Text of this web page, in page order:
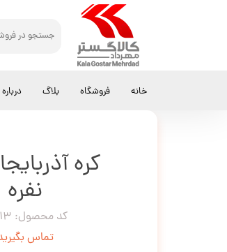
خانه فروشگاه بلاگ کالاگستر مهرداد لبنیات کره آذربایجان
کره
نفره
کد محصول: 10913
تماس